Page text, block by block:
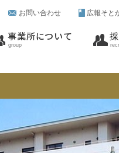
お問い合わせ 広報そと
事業所について
group